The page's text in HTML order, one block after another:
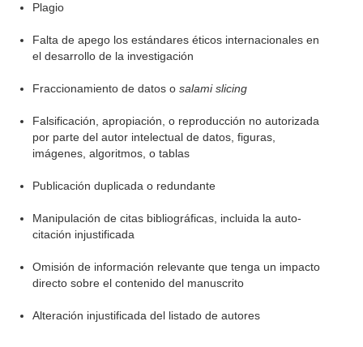
Plagio
Falta de apego los estándares éticos internacionales en
el desarrollo de la investigación
Fraccionamiento de datos o salami slicing
Falsificación, apropiación, o reproducción no autorizada
por parte del autor intelectual de datos, figuras,
imágenes, algoritmos, o tablas
Publicación duplicada o redundante
Manipulación de citas bibliográficas, incluida la auto-
citación injustificada
Omisión de información relevante que tenga un impacto
directo sobre el contenido del manuscrito
Alteración injustificada del listado de autores